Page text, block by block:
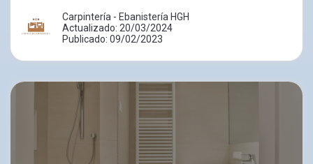
Carpintería - Ebanistería HGH
Actualizado: 20/03/2024
Publicado: 09/02/2023